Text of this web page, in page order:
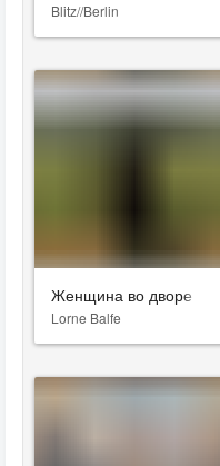
Blitz//Berlin
Женщина во дворе
Lorne Balfe